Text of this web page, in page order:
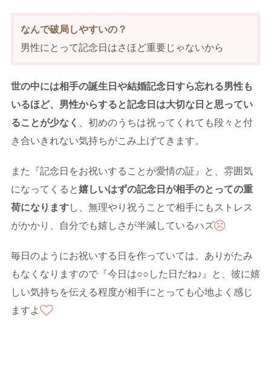
なんで破局しやすいの？
男性にとって記念日はさほど重要じゃないから
世の中には相手の誕生日や結婚記念日すら忘れる男性も
いるほど、男性からすると記念日は大切な日と思ってい
ることが少なく
、初めのうちは祝ってくれても段々と付
き合いきれない気持ちがこみ上げてきます。
また『記念日をお祝いすることが愛情の証』と、雰囲気
になってくると嬉しいはずの記念日が相手のとっての重
荷になりますし、無理やり祝うことで相手にもストレス
がかかり、自分でも嬉しさが半減しているハズ
毎日のようにお祝いする日を作っていては、ありがたみ
もなくなりますので『今日は○○した日だね♪』と、彼に嬉
しい気持ちを伝える程度が相手にとっても心地よく感じ
ますよ